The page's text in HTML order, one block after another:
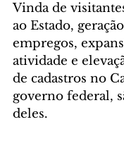
Vinda de
ao Estado,
empregos,
atividade e
de cadastros no
governo federal,
deles.